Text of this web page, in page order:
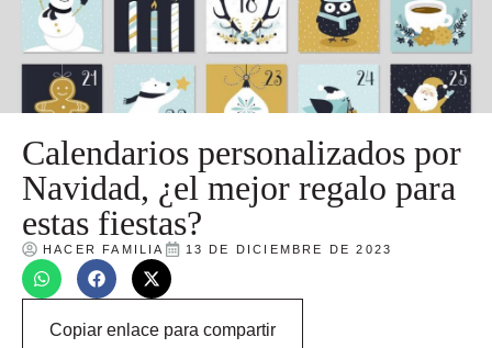
Calendarios personalizados por
Navidad, ¿el mejor regalo para
estas fiestas?
HACER FAMILIA 13 DE DICIEMBRE DE 2023
Copiar enlace para compartir